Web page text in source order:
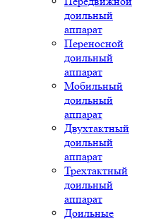
доильный
аппарат
Переносной
доильный
аппарат
Мобильный
доильный
аппарат
Двухтактный
доильный
аппарат
Трехтактный
доильный
аппарат
Доильные